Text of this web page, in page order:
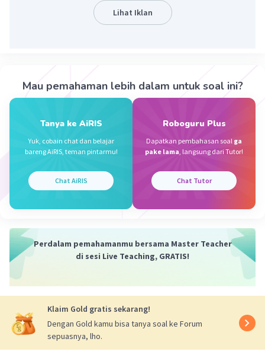
Community Level 89
07 Oktober 2023 14:10
berdasarkan garis lintang dan garis bujur,
biasanya diukur berdasarkan jaraknya dari bumi.
Beri Rating·0.0 Balas
Lihat Iklan
Mau pemahaman lebih dalam untuk soal ini?
Tanya ke AiRIS
Yuk, cobain chat dan belajar
bareng AiRIS, teman pintarmu!
Chat AiRIS
Roboguru Plus
Dapatkan pembahasan soal ga
pake lama, langsung dari Tutor!
Chat Tutor
Perdalam pemahamanmu bersama Master Teacher
di sesi Live Teaching, GRATIS!
Klaim Gold gratis sekarang!
Dengan Gold kamu bisa tanya soal ke Forum
sepuasnya, lho.